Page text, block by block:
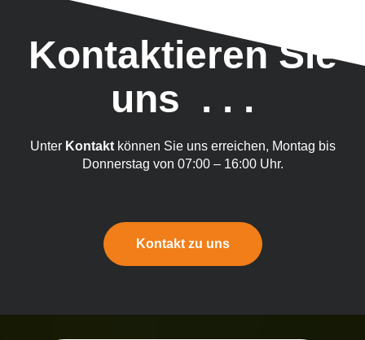
Kontaktieren Sie
uns . . .
Unter Kontaktkönnen Sie uns erreichen, Montag bis
Donnerstag von 07:00 – 16:00 Uhr.
Kontakt zu uns